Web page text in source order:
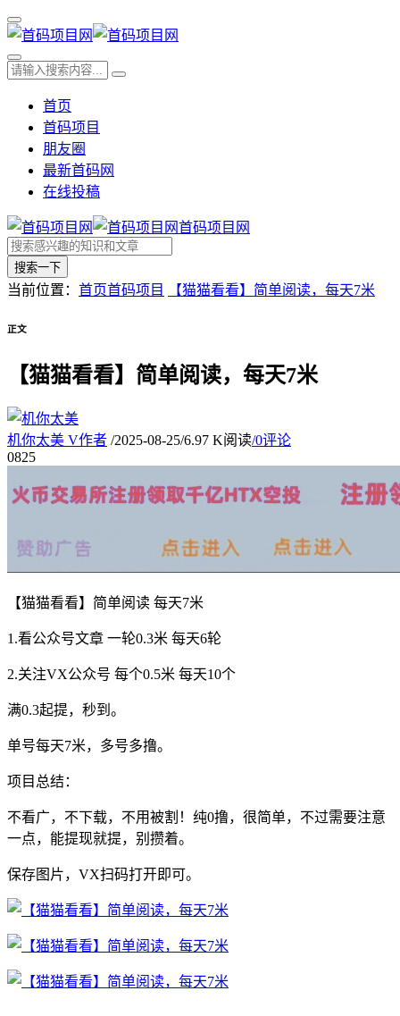
首页
首码项目
朋友圈
最新首码网
在线投稿
首码项目网
搜索一下
当前位置： 首页首码项目 【猫猫看看】简单阅读，每天7米
正文
【猫猫看看】简单阅读，每天7米
机你太美 V作者 /2025-08-25/6.97 K阅读/0评论
0825
【猫猫看看】简单阅读 每天7米
1.看公众号文章 一轮0.3米 每天6轮
2.关注VX公众号 每个0.5米 每天10个
满0.3起提，秒到。
单号每天7米，多号多撸。
项目总结：
不看广，不下载，不用被割！纯0撸，很简单，不过需要注意
一点，能提现就提，别攒着。
保存图片，VX扫码打开即可。